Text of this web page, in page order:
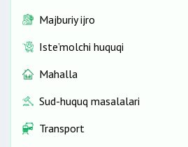
Majburiy ijro
Iste’molchi huquqi
Mahalla
Sud-huquq masalalari
Transport